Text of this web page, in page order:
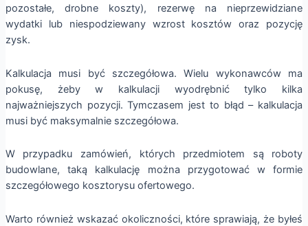
pozostałe, drobne koszty), rezerwę na nieprzewidziane
wydatki lub niespodziewany wzrost kosztów oraz pozycję
zysk.
Kalkulacja musi być szczegółowa. Wielu wykonawców ma
pokusę, żeby w kalkulacji wyodrębnić tylko kilka
najważniejszych pozycji. Tymczasem jest to błąd – kalkulacja
musi być maksymalnie szczegółowa.
W przypadku zamówień, których przedmiotem są roboty
budowlane, taką kalkulację można przygotować w formie
szczegółowego kosztorysu ofertowego.
Warto również wskazać okoliczności, które sprawiają, że byłeś